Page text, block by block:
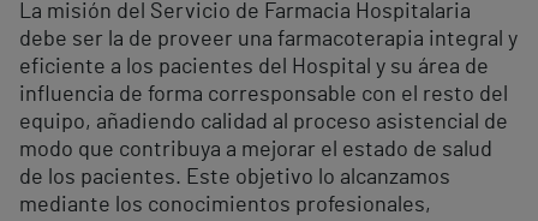
La misión del Servicio de Farmacia Hospitalaria
debe ser la de proveer una farmacoterapia integral y
eficiente a los pacientes del Hospital y su área de
influencia de forma corresponsable con el resto del
equipo, añadiendo calidad al proceso asistencial de
modo que contribuya a mejorar el estado de salud
de los pacientes. Este objetivo lo alcanzamos
mediante los conocimientos profesionales,